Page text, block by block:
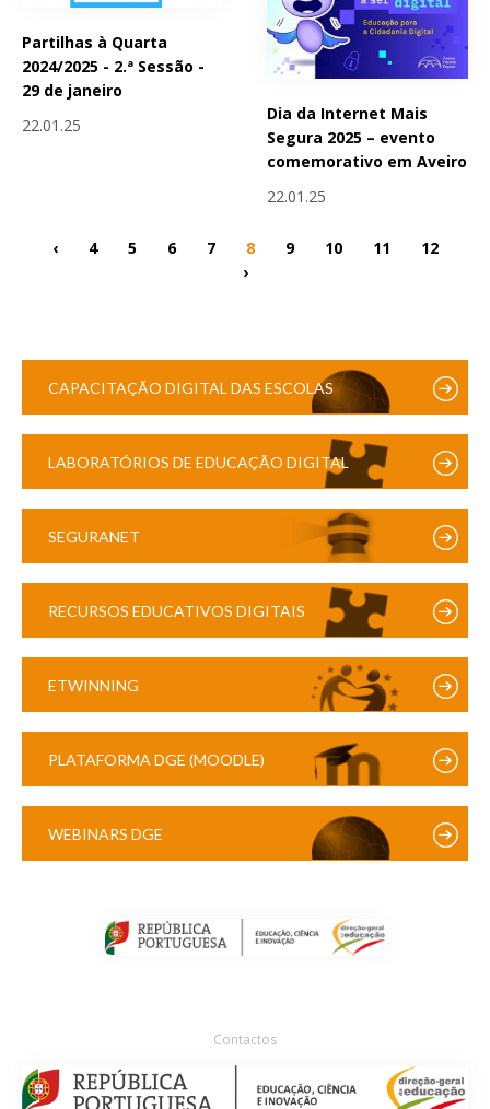
Partilhas à Quarta
2024/2025 - 2.ª Sessão -
29 de janeiro
22.01.25
Dia da Internet Mais
Segura 2025 – evento
comemorativo em Aveiro
22.01.25
‹ 4 5 6 7 8 9 10 11
12
›
CAPACITAÇÃO DIGITAL DAS ESCOLAS
LABORATÓRIOS DE EDUCAÇÃO DIGITAL
SEGURANET
RECURSOS EDUCATIVOS DIGITAIS
ETWINNING
PLATAFORMA DGE (MOODLE)
WEBINARS DGE
Contactos